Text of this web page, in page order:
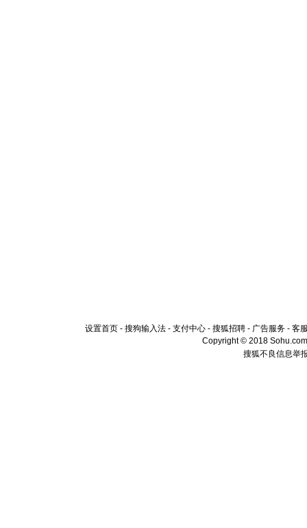
设置首页 - 搜狗输入法 - 支付中心 - 搜狐招聘 - 广告服务 - 客
Copyright © 2018
搜狐不良信息举